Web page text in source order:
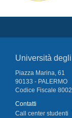
Università
Piazza Marina, 61
90133 - PALERMO
Codice Fiscale
Contatti
Call center studenti